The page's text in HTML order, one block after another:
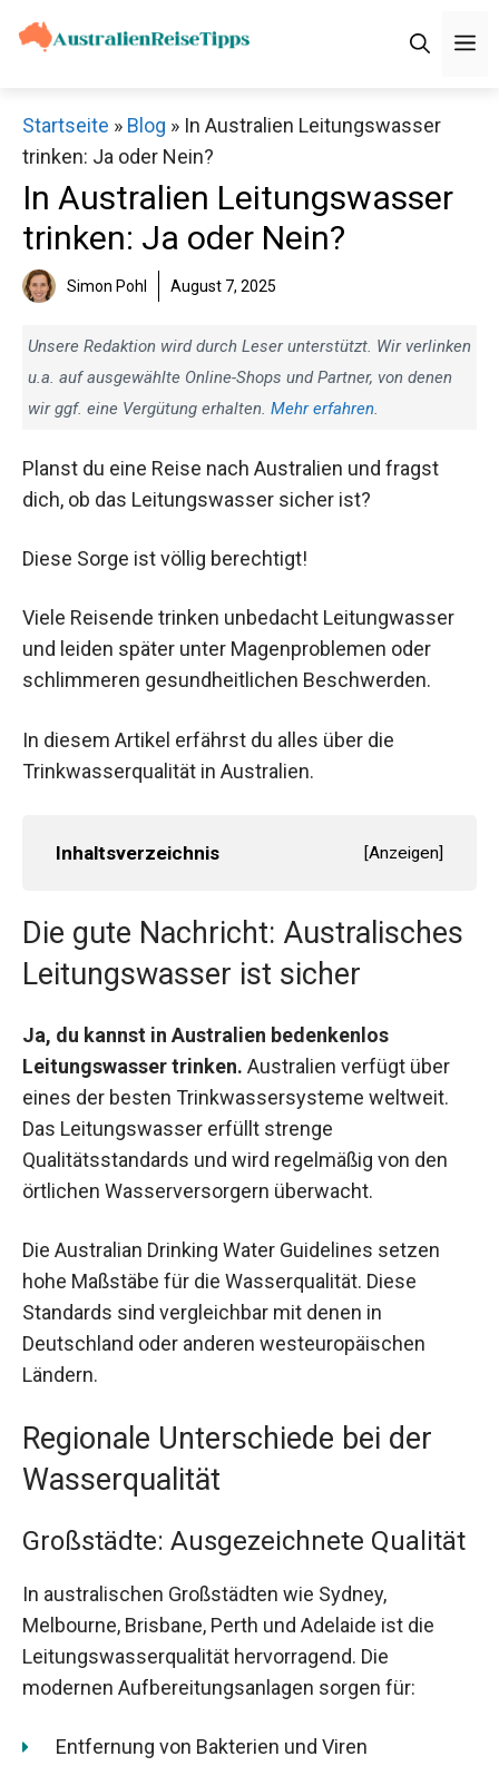
Inhalt
Startseite » Blog » In Australien Leitungswasser
trinken: Ja oder Nein?
In Australien Leitungswasser
trinken: Ja oder Nein?
Simon Pohl August 7, 2025
Unsere Redaktion wird durch Leser unterstützt. Wir verlinken
u.a. auf ausgewählte Online-Shops und Partner, von denen
wir ggf. eine Vergütung erhalten. Mehr erfahren.
Planst du eine Reise nach Australien und fragst
dich, ob das Leitungswasser sicher ist?
Diese Sorge ist völlig berechtigt!
Viele Reisende trinken unbedacht Leitungwasser
und leiden später unter Magenproblemen oder
schlimmeren gesundheitlichen Beschwerden.
In diesem Artikel erfährst du alles über die
Trinkwasserqualität in Australien.
Inhaltsverzeichnis [Anzeigen]
Die gute Nachricht: Australisches
Leitungswasser ist sicher
Ja, du kannst in Australien bedenkenlos
Leitungswasser trinken. Australien verfügt über
eines der besten Trinkwassersysteme weltweit.
Das Leitungswasser erfüllt strenge
Qualitätsstandards und wird regelmäßig von den
örtlichen Wasserversorgern überwacht.
Die Australian Drinking Water Guidelines setzen
hohe Maßstäbe für die Wasserqualität. Diese
Standards sind vergleichbar mit denen in
Deutschland oder anderen westeuropäischen
Ländern.
Regionale Unterschiede bei der
Wasserqualität
Großstädte: Ausgezeichnete Qualität
In australischen Großstädten wie Sydney,
Melbourne, Brisbane, Perth und Adelaide ist die
Leitungswasserqualität hervorragend. Die
modernen Aufbereitungsanlagen sorgen für:
Entfernung von Bakterien und Viren